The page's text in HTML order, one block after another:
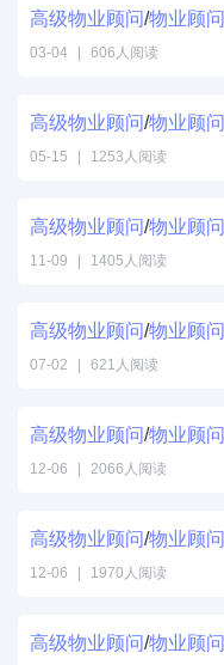
高级物业顾问/物业顾问
03-04 606人阅读
高级物业顾问/物业顾问
05-15 1253人阅读
高级物业顾问/物业顾问
11-09 1405人阅读
高级物业顾问/物业顾问
07-02 621人阅读
高级物业顾问/物业顾问
12-06 2066人阅读
高级物业顾问/物业顾问
12-06 1970人阅读
高级物业顾问/物业顾问